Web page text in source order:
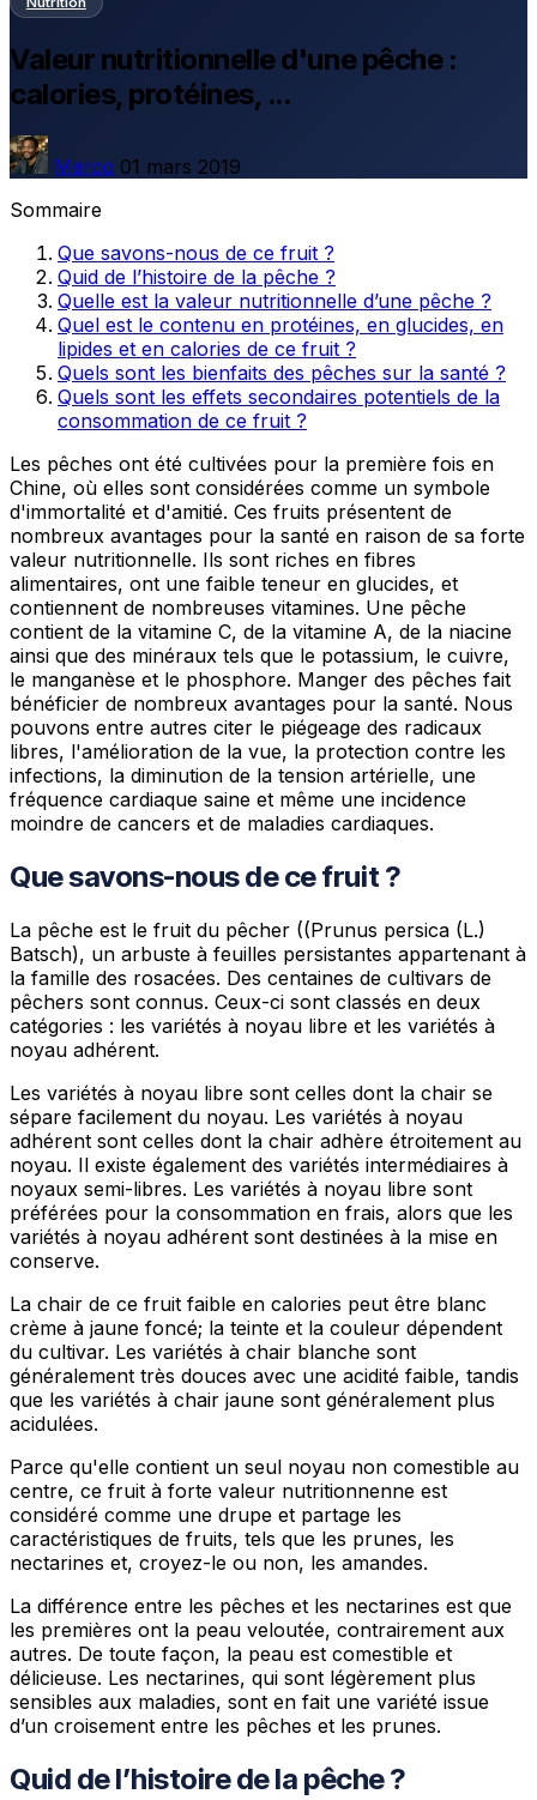
Valeur nutritionnelle d'une pêche :
calories, protéines, ...
Marco 01 mars 2019
Sommaire
Que savons-nous de ce fruit ?
Quid de l’histoire de la pêche ?
Quelle est la valeur nutritionnelle d’une pêche ?
Quel est le contenu en protéines, en glucides, en
lipides et en calories de ce fruit ?
Quels sont les bienfaits des pêches sur la santé ?
Quels sont les effets secondaires potentiels de la
consommation de ce fruit ?
Les pêches ont été cultivées pour la première fois en
Chine, où elles sont considérées comme un symbole
d'immortalité et d'amitié. Ces fruits présentent de
nombreux avantages pour la santé en raison de sa forte
valeur nutritionnelle. Ils sont riches en fibres
alimentaires, ont une faible teneur en glucides, et
contiennent de nombreuses vitamines. Une pêche
contient de la vitamine C, de la vitamine A, de la niacine
ainsi que des minéraux tels que le potassium, le cuivre,
le manganèse et le phosphore. Manger des pêches fait
bénéficier de nombreux avantages pour la santé. Nous
pouvons entre autres citer le piégeage des radicaux
libres, l'amélioration de la vue, la protection contre les
infections, la diminution de la tension artérielle, une
fréquence cardiaque saine et même une incidence
moindre de cancers et de maladies cardiaques.
Que savons-nous de ce fruit ?
La pêche est le fruit du pêcher ((Prunus persica (L.)
Batsch), un arbuste à feuilles persistantes appartenant à
la famille des rosacées. Des centaines de cultivars de
pêchers sont connus. Ceux-ci sont classés en deux
catégories : les variétés à noyau libre et les variétés à
noyau adhérent.
Les variétés à noyau libre sont celles dont la chair se
sépare facilement du noyau. Les variétés à noyau
adhérent sont celles dont la chair adhère étroitement au
noyau. Il existe également des variétés intermédiaires à
noyaux semi-libres. Les variétés à noyau libre sont
préférées pour la consommation en frais, alors que les
variétés à noyau adhérent sont destinées à la mise en
conserve.
La chair de ce fruit faible en calories peut être blanc
crème à jaune foncé; la teinte et la couleur dépendent
du cultivar. Les variétés à chair blanche sont
généralement très douces avec une acidité faible, tandis
que les variétés à chair jaune sont généralement plus
acidulées.
Parce qu'elle contient un seul noyau non comestible au
centre, ce fruit à forte valeur nutritionnenne est
considéré comme une drupe et partage les
caractéristiques de fruits, tels que les prunes, les
nectarines et, croyez-le ou non, les amandes.
La différence entre les pêches et les nectarines est que
les premières ont la peau veloutée, contrairement aux
autres. De toute façon, la peau est comestible et
délicieuse. Les nectarines, qui sont légèrement plus
sensibles aux maladies, sont en fait une variété issue
d’un croisement entre les pêches et les prunes.
Quid de l’histoire de la pêche ?